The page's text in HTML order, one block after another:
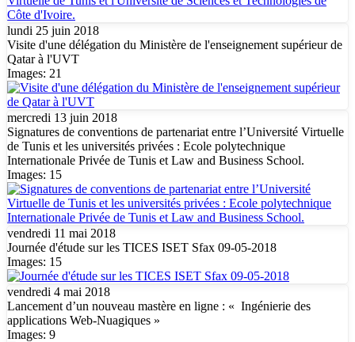
lundi 25 juin 2018
Visite d'une délégation du Ministère de l'enseignement supérieur de
Qatar à l'UVT
Images: 21
mercredi 13 juin 2018
Signatures de conventions de partenariat entre l’Université Virtuelle
de Tunis et les universités privées : Ecole polytechnique
Internationale Privée de Tunis et Law and Business School.
Images: 15
vendredi 11 mai 2018
Journée d'étude sur les TICES ISET Sfax 09-05-2018
Images: 15
vendredi 4 mai 2018
Lancement d’un nouveau mastère en ligne : « Ingénierie des
applications Web-Nuagiques »
Images: 9